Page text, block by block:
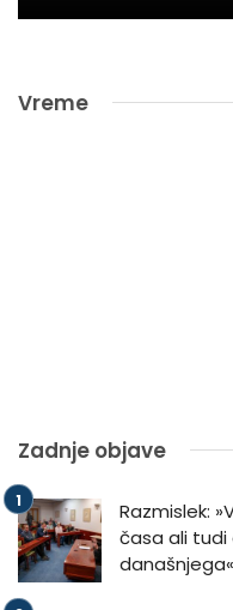
Vreme
Zadnje objave
Razmislek:
časa ali tudi
današnjega«